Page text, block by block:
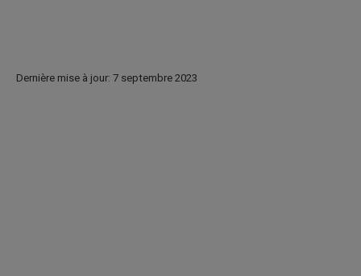
Dernière mise à jour: 7 septembre 2023